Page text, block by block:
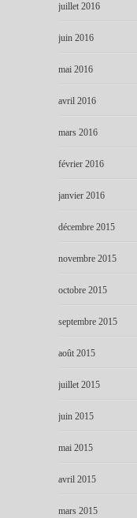
juillet 2016
juin 2016
mai 2016
avril 2016
mars 2016
février 2016
janvier 2016
décembre 2015
novembre 2015
octobre 2015
septembre 2015
août 2015
juillet 2015
juin 2015
mai 2015
avril 2015
mars 2015